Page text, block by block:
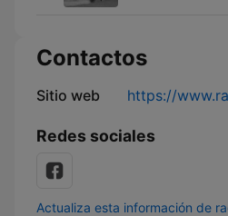
Contactos
Sitio web https://
Redes sociales
Actualiza esta información de